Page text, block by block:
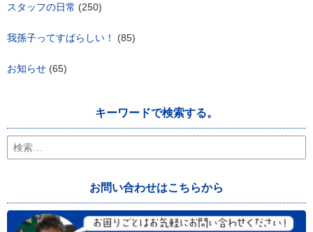
スタッフの日常 (250)
我孫子ってすばらしい！ (85)
お知らせ (65)
キーワードで検索する。
検
索:
お問い合わせはこちらから